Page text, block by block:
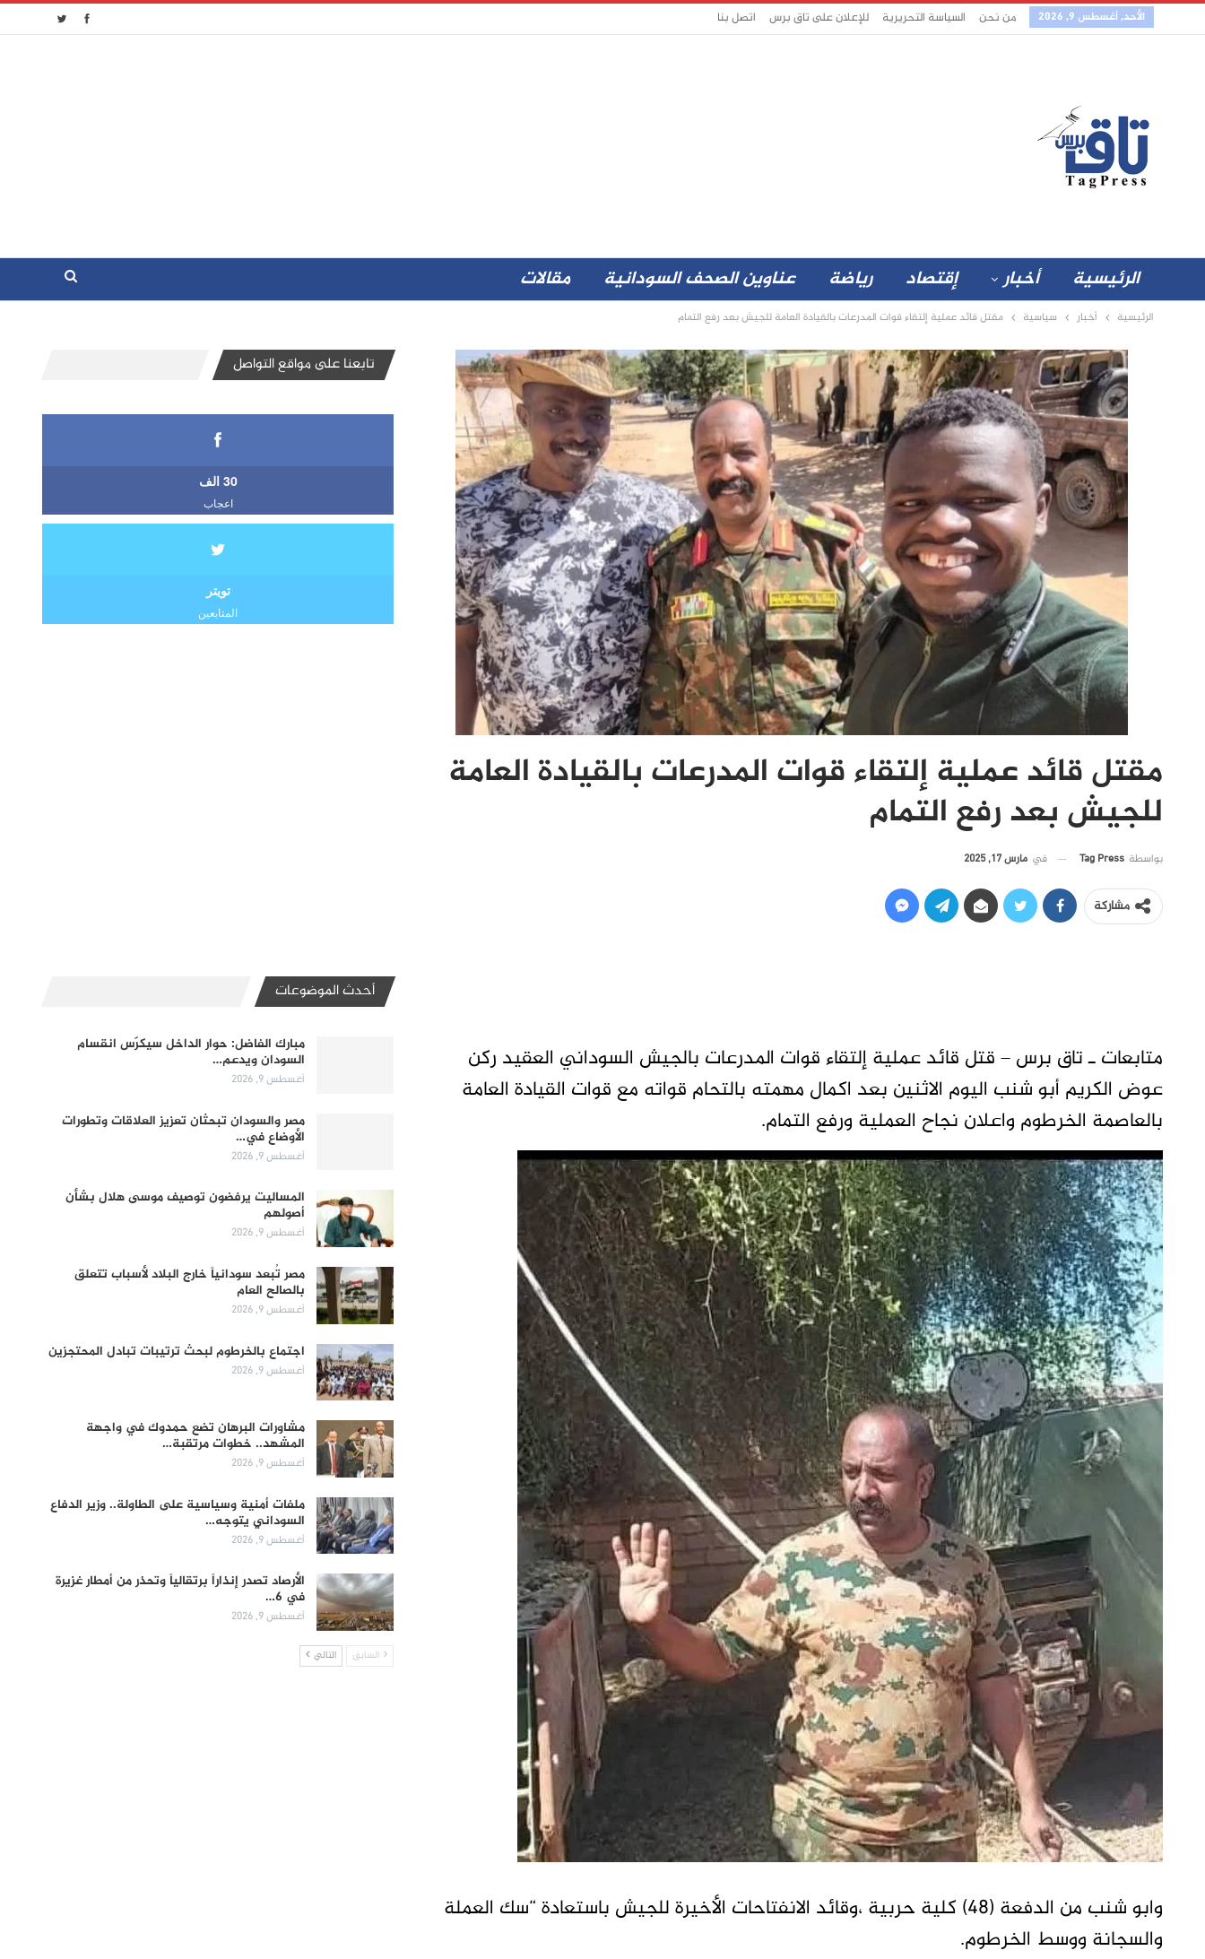
الأحد, أغسطس 9, 2026 من نحن السياسة التحريرية للإعلان على تاق برس اتصل بنا
الرئيسية أخبار إقتصاد رياضة عناوين الصحف السودانية مقالات
الرئيسية أخبار سياسية مقتل قائد عملية إلتقاء قوات المدرعات بالقيادة العامة للجيش بعد رفع التمام
مقتل قائد عملية إلتقاء قوات المدرعات بالقيادة العامة
للجيش بعد رفع التمام
بواسطة Tag Press في مارس 17, 2025
مشاركة
متابعات ـ تاق برس – قتل قائد عملية إلتقاء قوات المدرعات بالجيش السوداني العقيد ركن
عوض الكريم أبو شنب اليوم الاثنين بعد اكمال مهمته بالتحام قواته مع قوات القيادة العامة
بالعاصمة الخرطوم واعلان نجاح العملية ورفع التمام.
وابو شنب من الدفعة (48) كلية حربية ،وقائد الانفتاحات الأخيرة للجيش باستعادة “سك العملة
والسجانة ووسط الخرطوم.
تابعنا على مواقع التواصل
30 الف
اعجاب
تويتر
المتابعين
أحدث الموضوعات
مبارك الفاضل: حوار الداخل سيكرّس انقسام
السودان ويدعم…
أغسطس 9, 2026
مصر والسودان تبحثان تعزيز العلاقات وتطورات
الأوضاع في…
أغسطس 9, 2026
المساليت يرفضون توصيف موسى هلال بشأن
أصولهم
أغسطس 9, 2026
مصر تُبعد سودانياً خارج البلاد لأسباب تتعلق
بالصالح العام
أغسطس 9, 2026
اجتماع بالخرطوم لبحث ترتيبات تبادل المحتجزين
أغسطس 9, 2026
مشاورات البرهان تضع حمدوك في واجهة
المشهد.. خطوات مرتقبة…
أغسطس 9, 2026
ملفات أمنية وسياسية على الطاولة.. وزير الدفاع
السوداني يتوجه…
أغسطس 9, 2026
الأرصاد تصدر إنذاراً برتقالياً وتحذر من أمطار غزيرة
في 6…
أغسطس 9, 2026
السابق التالي